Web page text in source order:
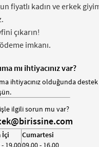
fiyatlı kadın ve erkek
çıkarın!
imkanı.
mı ihtiyacınız var?
ihtiyacınız olduğunda
ilgili sorun mu var?
İçi
19.00
Cumartesi
09.00 - 16.00